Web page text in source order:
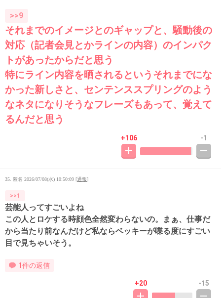
>>9
それまでのイメージとのギャップと、騒動後の
対応（記者会見とかラインの内容）のインパク
トがあったからだと思う
特にライン内容を晒されるというそれまでにな
かった新しさと、センテンススプリングのよう
なネタになりそうなフレーズもあって、覚えて
るんだと思う
+106 -1
35. 匿名 2026/07/08(水) 10:50:09 [通報]
>>1
芸能人ってすごいよね
この人とロケする時顔色全然変わらないの。まぁ、仕事だ
から当たり前なんだけど私ならベッキーが喋る度にすごい
目で見ちゃいそう。
1件の返信
+20 -15